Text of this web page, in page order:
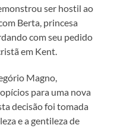
ser hostil ao
Berta, princesa
com seu pedido
em Kent.
Magno,
para uma nova
decisão foi tomada
e a gentileza de